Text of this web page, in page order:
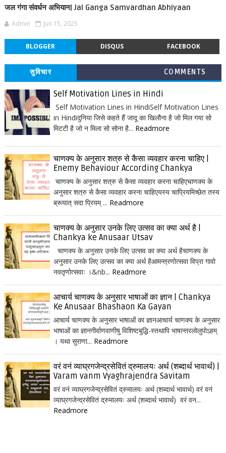
जल गंगा संवर्धन अभियान| Jal Ganga Samvardhan Abhiyaan
Admin Jun 15, 2025
BLOGGER DISQUS FACEBOOK
सुविचार COMMENTS
Self Motivation Lines in Hindi
Self Motivation Lines in HindiSelf Motivation Lines
in Hindiदुनिया जिसे कहते हैं जादू का खिलौना है जो मिल गया सो
मिटटी है जो न मिला सो सोना है... Readmore
चाणक्य के अनुसार शत्रु से कैसा व्यवहार करना चाहिए |
Enemy Behaviour According Chankya
चाणक्य के अनुसार शत्रु से कैसा व्यवहार करना चाहिएचाणक्य के
अनुसार शत्रु से कैसा व्यवहार करना चाहिएयस्य चाप्रियमिच्छेत तस्य
ब्रूयात् सदा प्रियम् ... Readmore
चाणक्य के अनुसार उनके लिए उत्सव का क्या अर्थ है |
Chankya ke Anusaar Utsav
चाणक्य के अनुसार उनके लिए उत्सव का क्या अर्थ हैचाणक्य के
अनुसार उनके लिए उत्सव का क्या अर्थ हैआमन्त्रणोत्सवा विप्रा गावो
नवतृणोत्सवाः ।&nb... Readmore
आचार्य चाणक्य के अनुसार भाषाओं का ज्ञान | Chankya
Ke Anusaar Bhashaon Ka Gayan
आचार्य चाणक्य के अनुसार भाषाओं का ज्ञानआचार्य चाणक्य के अनुसार
भाषाओं का ज्ञानगीर्वाणवाणीषु विशिष्टबुद्धि-स्तथापि भाषान्तरलोलुपोऽहम्
। यथा सुराणा... Readmore
वरं वनं व्याघ्रगजेन्द्रसेवितं द्रुमालयः अर्थ (शब्दार्थ भावार्थ) |
Varam vanm Vyaghrajendra Savitam
वरं वनं व्याघ्रगजेन्द्रसेवितं द्रुमालयः अर्थ (शब्दार्थ भावार्थ) वरं वनं
व्याघ्रगजेन्द्रसेवितं द्रुमालयः अर्थ (शब्दार्थ भावार्थ) वरं वन...
Readmore